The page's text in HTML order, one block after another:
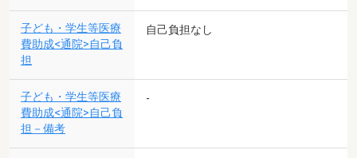
子ども・学生等医療
費助成<通院>自己負
担
自己負担なし
子ども・学生等医療
費助成<通院>自己負
担－備考
-